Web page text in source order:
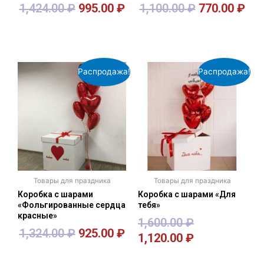
1,424.00₽ 995.00 ₽ 1,100.00₽ 770.00 ₽
Распродажа!
Товары для праздника
Коробка с шарами
«Фольгированные сердца
красные»
1,324.00₽ 925.00 ₽
Распродажа!
Товары для праздника
Коробка с шарами «Для
тебя»
1,600.00₽
1,120.00 ₽